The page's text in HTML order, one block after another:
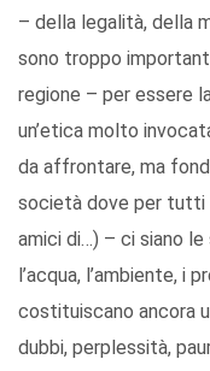
– della legalità, della
sono troppo
regione – per essere
un’etica molto
da affrontare, ma
società dove per tutti
amici di…) – ci siano
l’acqua, l’ambiente,
costituiscano ancora
dubbi, perplessità,